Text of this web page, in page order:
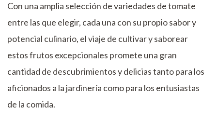
Con una amplia selección de variedades de tomate
entre las que elegir, cada una con su propio sabor y
potencial culinario, el viaje de cultivar y saborear
estos frutos excepcionales promete una gran
cantidad de descubrimientos y delicias tanto para los
aficionados a la jardinería como para los entusiastas
de la comida.